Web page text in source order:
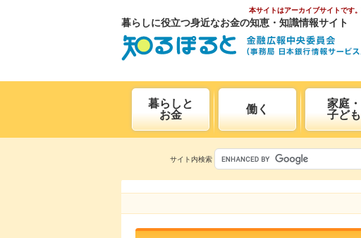
本サイトはアーカイブサイトです。
暮らしに役立つ身近なお金の知恵・知識情報サイト
暮らしと
お金
働く
家庭・
子ども
サイト内検索